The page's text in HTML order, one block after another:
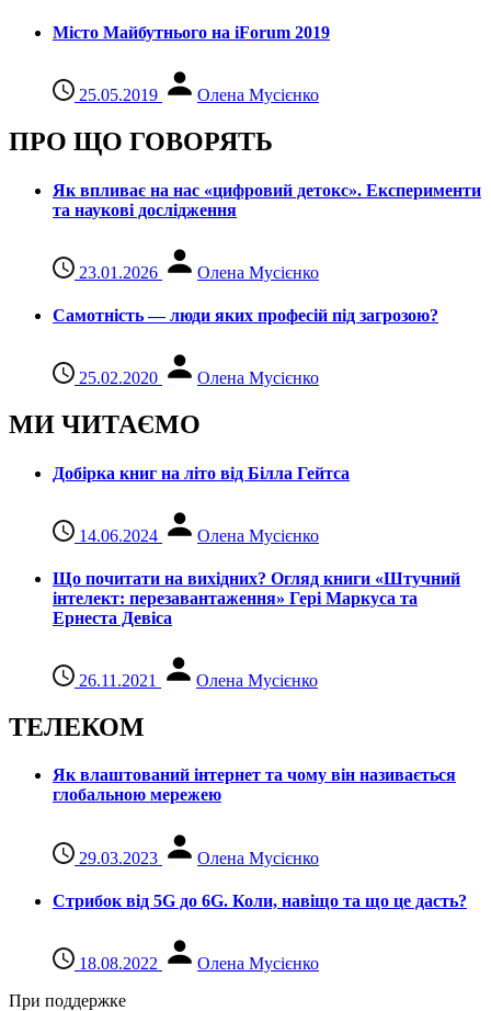
Місто Майбутнього на iForum 2019
25.05.2019 Олена Мусієнко
ПРО ЩО ГОВОРЯТЬ
Як впливає на нас «цифровий детокс». Експерименти
та наукові дослідження
23.01.2026 Олена Мусієнко
Самотність — люди яких професій під загрозою?
25.02.2020 Олена Мусієнко
МИ ЧИТАЄМО
Добірка книг на літо від Білла Гейтса
14.06.2024 Олена Мусієнко
Що почитати на вихідних? Огляд книги «Штучний
інтелект: перезавантаження» Гері Маркуса та
Ернеста Девіса
26.11.2021 Олена Мусієнко
ТЕЛЕКОМ
Як влаштований інтернет та чому він називається
глобальною мережею
29.03.2023 Олена Мусієнко
Стрибок від 5G до 6G. Коли, навіщо та що це даcть?
18.08.2022
Олена Мусієнко
При поддержке